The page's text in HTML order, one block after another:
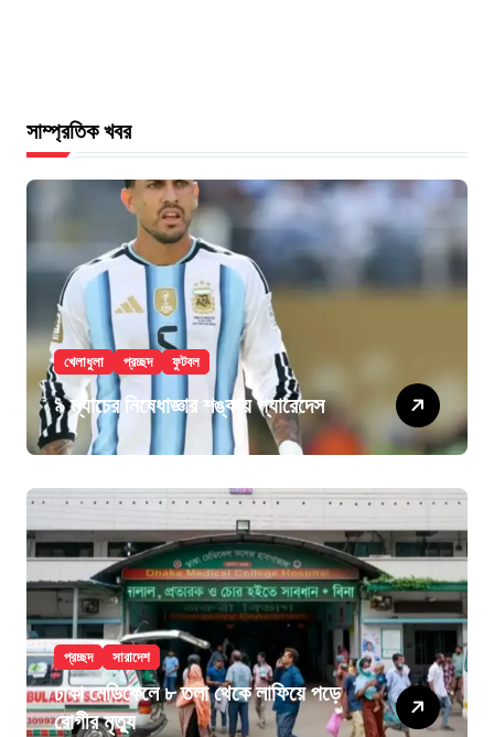
সাম্প্রতিক খবর
খেলাধুলা প্রচ্ছদ ফুটবল
৯ ম্যাচের নিষেধাজ্ঞার শঙ্কায় প্যারেদেস
প্রচ্ছদ সারাদেশ
ঢাকা মেডিকেলে ৮ তলা থেকে লাফিয়ে পড়ে
রোগীর মৃত্যু